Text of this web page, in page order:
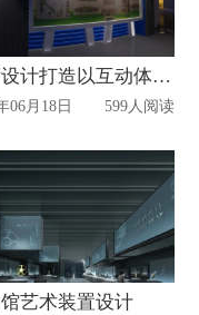
展厅设计打造以互动体验为核心的科技展厅
06月18日 599人阅读
艺术装置设计